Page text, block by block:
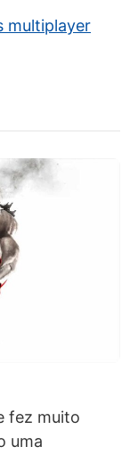
multiplayer
fez muito
uma